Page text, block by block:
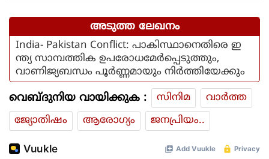
അടുത്ത ലേഖനം
India- Pakistan Conflict: പാകിസ്ഥാനെതിരെ ഇ
ന്ത്യ സാമ്പത്തിക ഉപരോധമേർപ്പെടുത്തും,
വാണിജ്യബന്ധം പൂർണ്ണമായും നിർത്തിയേക്കും
വെബ്ദുനിയ വായിക്കുക : സിനിമ
വാര്‍ത്ത
ജ്യോതിഷം
ആരോഗ്യം ജനപ്രിയം..